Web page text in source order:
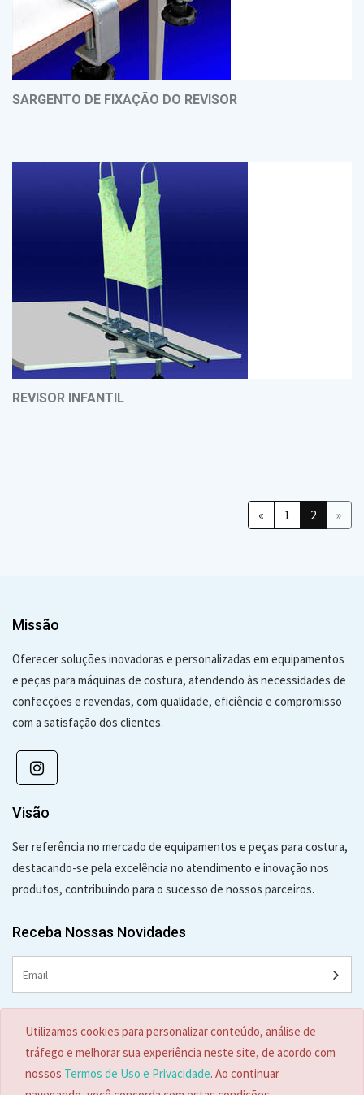
SARGENTO DE FIXAÇÃO DO REVISOR
REVISOR INFANTIL
« 1 2 »
Missão
Oferecer soluções inovadoras e personalizadas em equipamentos
e peças para máquinas de costura, atendendo às necessidades de
confecções e revendas, com qualidade, eficiência e compromisso
com a satisfação dos clientes.
Visão
Ser referência no mercado de equipamentos e peças para costura,
destacando-se pela excelência no atendimento e inovação nos
produtos, contribuindo para o sucesso de nossos parceiros.
Receba Nossas Novidades
(47) 3329-4442
ecade@ecade.com.br
Utilizamos cookies para personalizar conteúdo, análise de
tráfego e melhorar sua experiência neste site, de acordo com
nossos Termos de Uso e Privacidade. Ao continuar